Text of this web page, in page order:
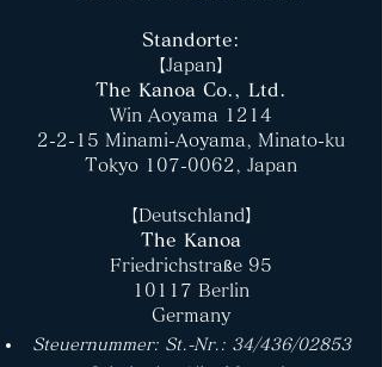
Standorte:
【Japan】
The Kanoa Co., Ltd.
Win Aoyama 1214
2-2-15 Minami-Aoyama, Minato-ku
Tokyo 107-0062 , Japan
【Deutschland】
The Kanoa
Friedrichstraße 95
10117 Berlin
Germany​
Steuernummer: St.-Nr.: 34/436/02853